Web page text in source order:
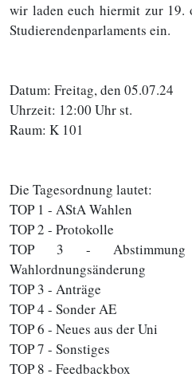
wir laden euch hiermit zur 19.
Studierendenparlaments ein.
Datum: Freitag, den 05.07.24
Uhrzeit: 12:00 Uhr st.
Raum: K 101
Die Tagesordnung lautet:
TOP 1 - AStA Wahlen
TOP 2 - Protokolle
TOP 3 -
Wahlordnungsänderung
TOP 3 - Anträge
TOP 4 - Sonder AE
​​​TOP 6 - Neues aus der Uni
TOP 7 - Sonstiges
TOP 8 - Feedbackbox